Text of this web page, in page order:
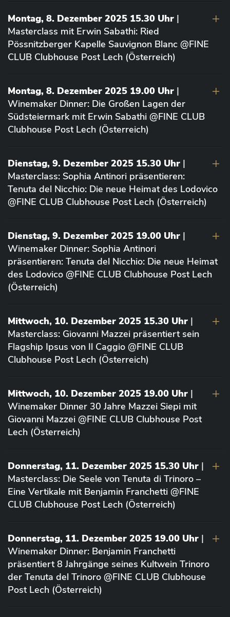
Montag, 8. Dezember 2025 15.30 Uhr |
Masterclass mit Erwin Sabathi: Ried
Pössnitzberger Kapelle Sauvignon Blanc @FINE
CLUB Clubhouse Post Lech (Österreich)
Montag, 8. Dezember 2025 19.00 Uhr |
Winemaker Dinner: Die Großen Lagen der
Südsteiermark mit Erwin Sabathi @FINE CLUB
Clubhouse Post Lech (Österreich)
Dienstag, 9. Dezember 2025 15.30 Uhr |
Masterclass: Sophia Antinori präsentieren:
Tenuta del Nicchio: Die neue Heimat des Lodovico
@FINE CLUB Clubhouse Post Lech (Österreich)
Dienstag, 9. Dezember 2025 19.00 Uhr |
Winemaker Dinner: Sophia Antinori
präsentieren: Tenuta del Nicchio: Die neue Heimat
des Lodovico @FINE CLUB Clubhouse Post Lech
(Österreich)
Mittwoch, 10. Dezember 2025 15.30 Uhr |
Masterclass: Giovanni Mazzei präsentiert sein
Flagship Ipsus von Il Caggio @FINE CLUB
Clubhouse Post Lech (Österreich)
Mittwoch, 10. Dezember 2025 19.00 Uhr |
Winemaker Dinner 30 Jahre Mazzei Siepi mit
Giovanni Mazzei @FINE CLUB Clubhouse Post
Lech (Österreich)
Donnerstag, 11. Dezember 2025 15.30 Uhr |
Masterclass: Die Seele von Tenuta di Trinoro –
Eine Vertikale mit Benjamin Franchetti @FINE
CLUB Clubhouse Post Lech (Österreich)
Donnerstag, 11. Dezember 2025 19.00 Uhr |
Winemaker Dinner: Benjamin Franchetti
präsentiert 8 Jahrgänge seines Kultwein Trinoro
der Tenuta del Trinoro @FINE CLUB Clubhouse
Post Lech (Österreich)